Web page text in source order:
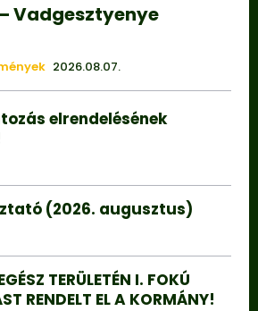
– Vadgesztyenye
2026.08.07.
elrendelésének
(2026. augusztus)
TERÜLETÉN I. FOKÚ
RENDELT EL A KORMÁNY!